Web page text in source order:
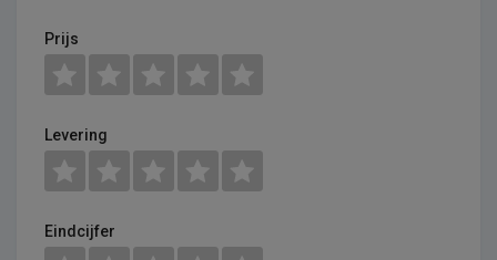
Prijs
Levering
Eindcijfer